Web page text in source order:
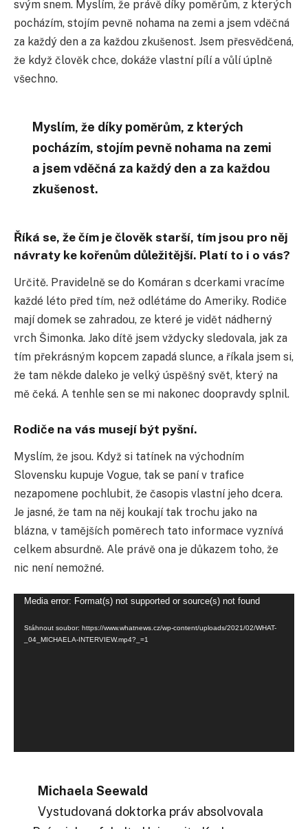
svým snem. Myslím, že právě díky poměrům, z kterých
pocházím, stojím pevně nohama na zemi a jsem vděčná
za každý den a za každou zkušenost. Jsem přesvědčená,
že když člověk chce, dokáže vlastní pílí a vůlí úplně
všechno.
Myslím, že díky poměrům, z kterých
pocházím, stojím pevně nohama na zemi
a jsem vděčná za každý den a za každou
zkušenost.
Říká se, že čím je člověk starší, tím jsou pro něj
návraty ke kořenům důležitější. Platí to i o vás?
Určitě. Pravidelně se do Komáran s dcerkami vracíme
každé léto před tím, než odlétáme do Ameriky. Rodiče
mají domek se zahradou, ze které je vidět nádherný
vrch Šimonka. Jako dítě jsem vždycky sledovala, jak za
tím překrásným kopcem zapadá slunce, a říkala jsem si,
že tam někde daleko je velký úspěšný svět, který na
mě čeká. A tenhle sen se mi nakonec doopravdy splnil.
Rodiče na vás musejí být pyšní.
Myslím, že jsou. Když si tatínek na východním
Slovensku kupuje Vogue, tak se paní v trafice
nezapomene pochlubit, že časopis vlastní jeho dcera.
Je jasné, že tam na něj koukají tak trochu jako na
blázna, v tamějších poměrech tato informace vyznívá
celkem absurdně. Ale právě ona je důkazem toho, že
nic není nemožné.
Video
Media error: Format(s) not supported or source(s) not found
Stáhnout soubor: https://www.whatnews.cz/wp-content/uploads/2021/02/WHAT-
_04_MICHAELA-INTERVIEW.mp4?_=1
Michaela Seewald
Vystudovaná doktorka práv absolvovala